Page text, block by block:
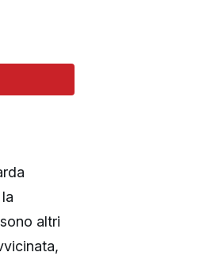
altri